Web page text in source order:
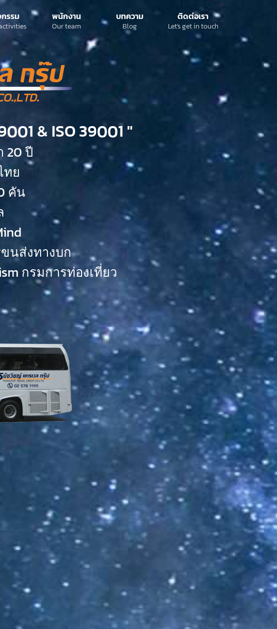
รรม พนักงาน
Our team
บทความ
Blog
ติดต่อเรา
Let's get in touch
& ISO 39001 "​
20 ปี
ทย
คัน
นส่งทางบก
กรมการท่องเที่ยว